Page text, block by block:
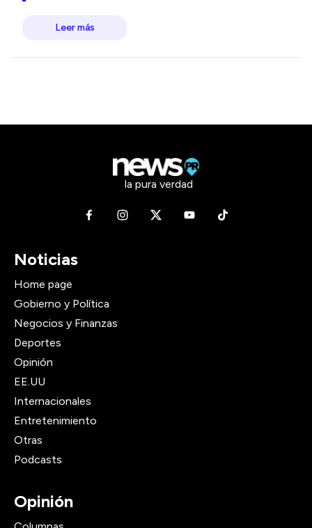
Leer más
la pura verdad
Noticias
Home page
Gobierno y Política
Negocios y Finanzas
Deportes
Opinión
EE.UU
Internacionales
Entretenimiento
Otras
Podcasts
Opinión